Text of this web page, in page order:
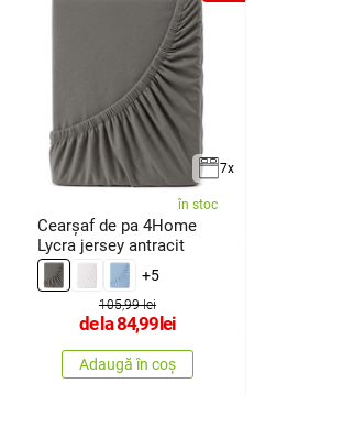
7x
în stoc
Cearșaf de pa 4Home
Lycra jersey antracit
+5
105,99 lei
de la84,99 lei
Adaugă în coș